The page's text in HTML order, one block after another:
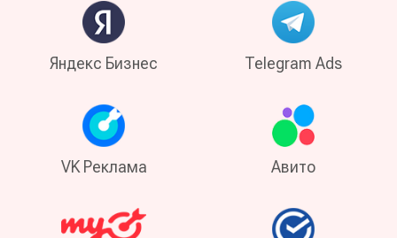
Яндекс Бизнес Telegram Ads
VK Реклама Авито